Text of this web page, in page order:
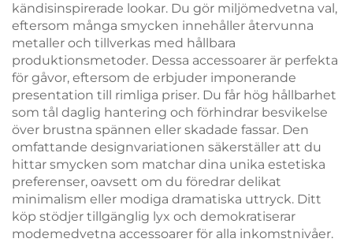
kändisinspirerade lookar. Du gör miljömedvetna val,
eftersom många smycken innehåller återvunna
metaller och tillverkas med hållbara
produktionsmetoder. Dessa accessoarer är perfekta
för gåvor, eftersom de erbjuder imponerande
presentation till rimliga priser. Du får hög hållbarhet
som tål daglig hantering och förhindrar besvikelse
över brustna spännen eller skadade fassar. Den
omfattande designvariationen säkerställer att du
hittar smycken som matchar dina unika estetiska
preferenser, oavsett om du föredrar delikat
minimalism eller modiga dramatiska uttryck. Ditt
köp stödjer tillgänglig lyx och demokratiserar
modemedvetna accessoarer för alla inkomstnivåer.